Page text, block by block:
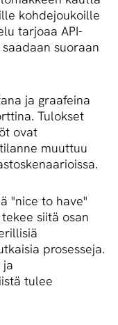
kohdejoukoille
tarjoaa API-
suoraan
ja graafeina
Tulokset
ovat
muuttuu
"nice to have"
siitä osan
prosesseja.
ja
tulee